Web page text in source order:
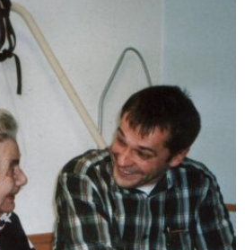
Dokumentationen